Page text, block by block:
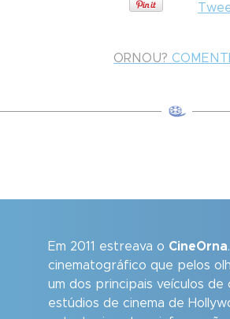
ORNOU?
Em 2011 estreava o CineOrna
cinematográfico que pelos
um dos principais veículos
estúdios de cinema de